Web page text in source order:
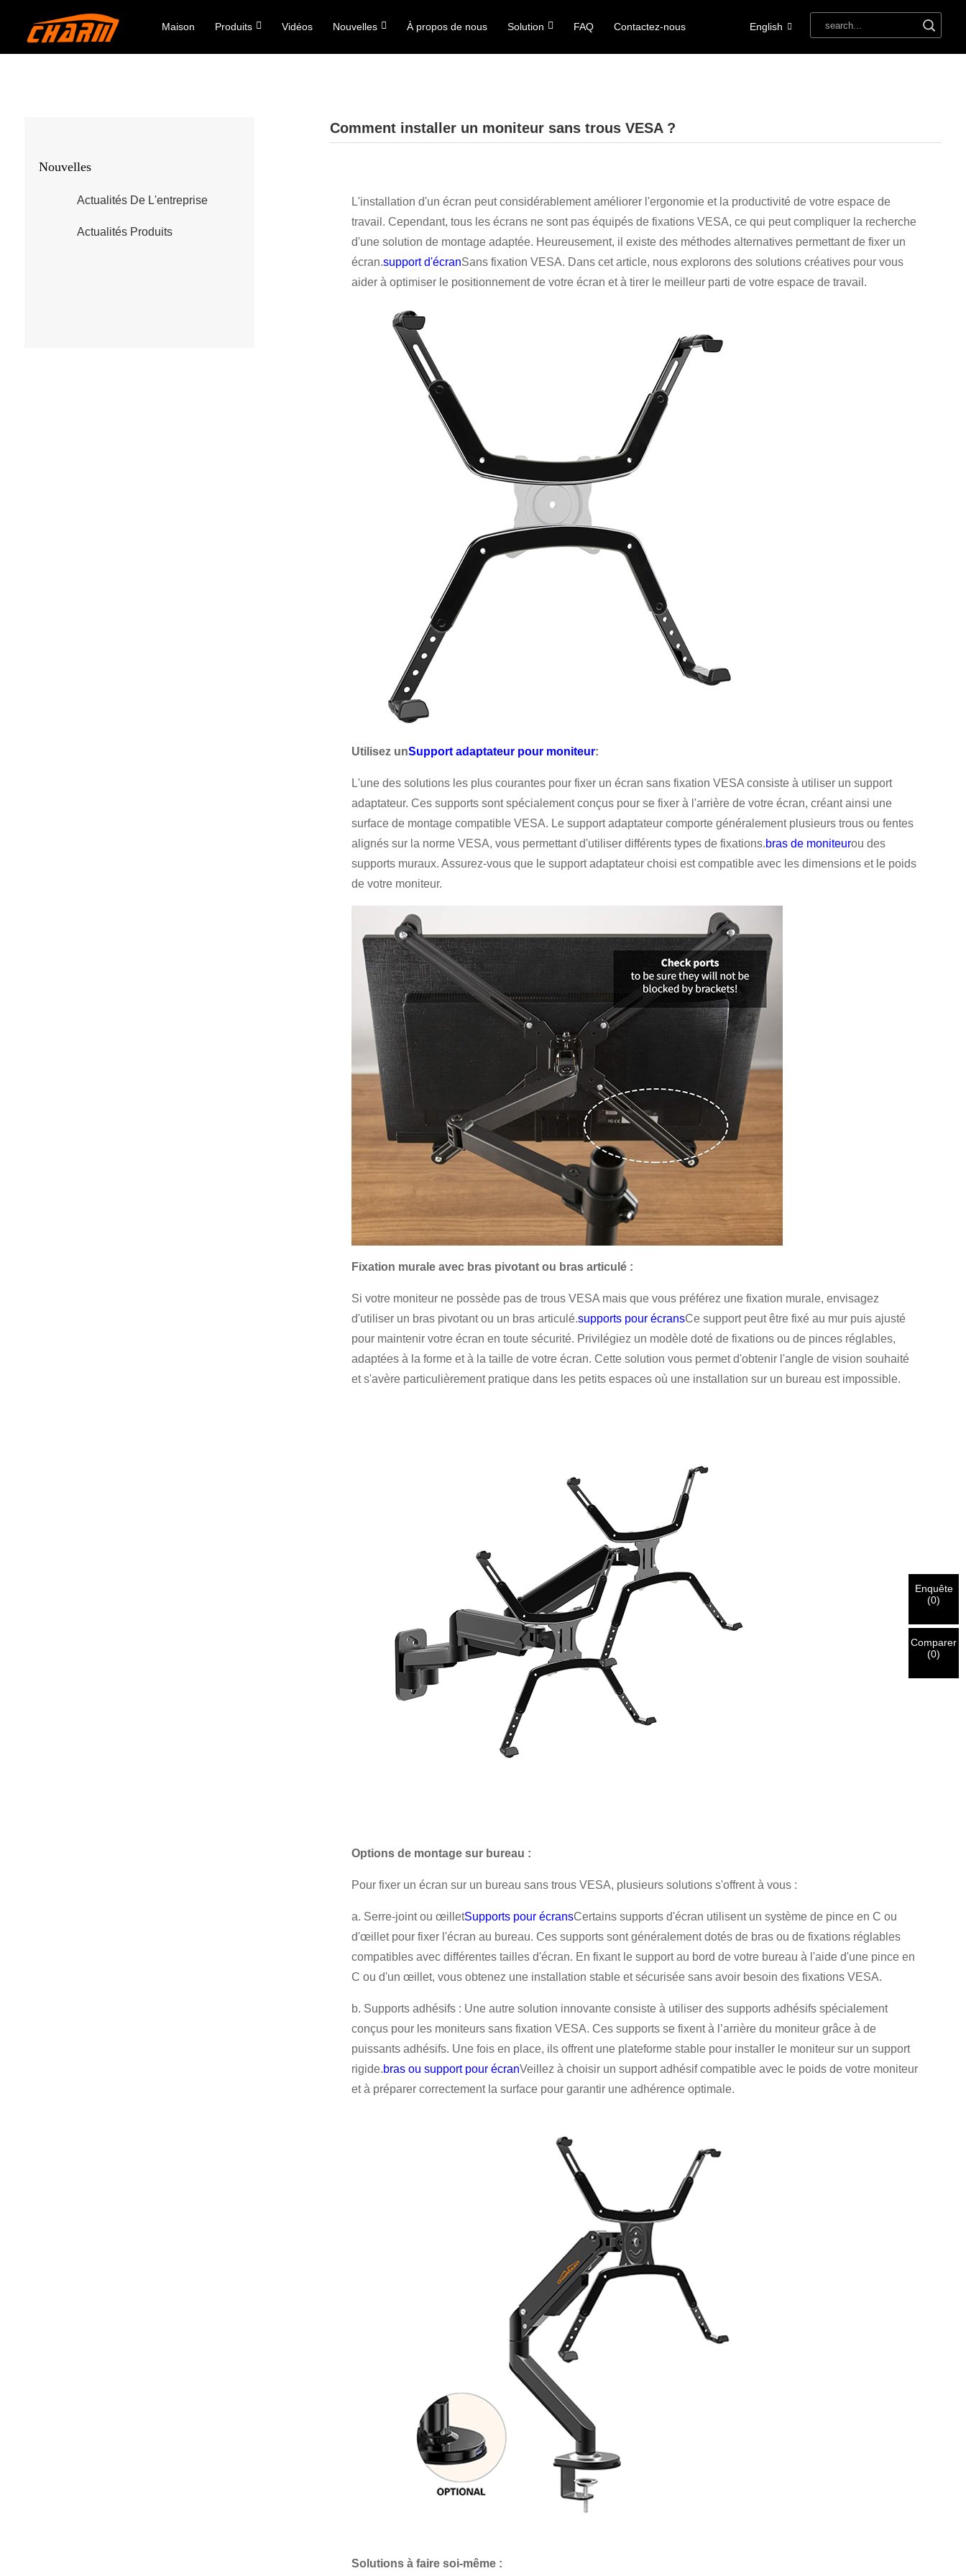
Maison Produits Vidéos Nouvelles À propos de nous Solution FAQ Contactez-nous English
Nouvelles
Actualités De L'entreprise
Actualités Produits
Comment installer un moniteur sans trous VESA ?
L'installation d'un écran peut considérablement améliorer l'ergonomie et la productivité de votre espace de
travail. Cependant, tous les écrans ne sont pas équipés de fixations VESA, ce qui peut compliquer la recherche
d'une solution de montage adaptée. Heureusement, il existe des méthodes alternatives permettant de fixer un
écran.support d'écranSans fixation VESA. Dans cet article, nous explorons des solutions créatives pour vous
aider à optimiser le positionnement de votre écran et à tirer le meilleur parti de votre espace de travail.
Utilisez unSupport adaptateur pour moniteur:
L'une des solutions les plus courantes pour fixer un écran sans fixation VESA consiste à utiliser un support
adaptateur. Ces supports sont spécialement conçus pour se fixer à l'arrière de votre écran, créant ainsi une
surface de montage compatible VESA. Le support adaptateur comporte généralement plusieurs trous ou fentes
alignés sur la norme VESA, vous permettant d'utiliser différents types de fixations.bras de moniteurou des
supports muraux. Assurez-vous que le support adaptateur choisi est compatible avec les dimensions et le poids
de votre moniteur.
Fixation murale avec bras pivotant ou bras articulé :
Si votre moniteur ne possède pas de trous VESA mais que vous préférez une fixation murale, envisagez
d'utiliser un bras pivotant ou un bras articulé.supports pour écransCe support peut être fixé au mur puis ajusté
pour maintenir votre écran en toute sécurité. Privilégiez un modèle doté de fixations ou de pinces réglables,
adaptées à la forme et à la taille de votre écran. Cette solution vous permet d'obtenir l'angle de vision souhaité
et s'avère particulièrement pratique dans les petits espaces où une installation sur un bureau est impossible.
Options de montage sur bureau :
Pour fixer un écran sur un bureau sans trous VESA, plusieurs solutions s'offrent à vous :
a. Serre-joint ou œilletSupports pour écransCertains supports d'écran utilisent un système de pince en C ou
d'œillet pour fixer l'écran au bureau. Ces supports sont généralement dotés de bras ou de fixations réglables
compatibles avec différentes tailles d'écran. En fixant le support au bord de votre bureau à l'aide d'une pince en
C ou d'un œillet, vous obtenez une installation stable et sécurisée sans avoir besoin des fixations VESA.
b. Supports adhésifs : Une autre solution innovante consiste à utiliser des supports adhésifs spécialement
conçus pour les moniteurs sans fixation VESA. Ces supports se fixent à l’arrière du moniteur grâce à de
puissants adhésifs. Une fois en place, ils offrent une plateforme stable pour installer le moniteur sur un support
rigide.bras ou support pour écranVeillez à choisir un support adhésif compatible avec le poids de votre moniteur
et à préparer correctement la surface pour garantir une adhérence optimale.
Solutions à faire soi-même :
Je suis
Nouveau visiteur
Veuillez saisir ci-dessous votre adresse courriel professionnelle
actuelle afin de confirmer que vous êtes un véritable client de
Retour Soumettre
×
SOUMETTRE UNE DEMANDE
Avant de soumettre, veuillezVÉRIFIER TOUTl'information
Des informations incorrectes entraîneront un échec
de l'envoi des matériaux.
Retour Soumettre
Nous avons bien reçu votre demande et nous allons…
votre soumission
informations pour l'authentification et l'autorisation. Une fois que
Une fois votre identité vérifiée, vous recevrez une notification par e-
mail.
Enquête
(0)
Comparer
(0)